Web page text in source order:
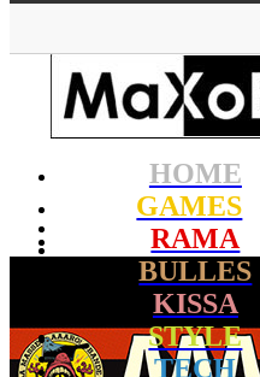
HOME
GAMES
RAMA
BULLES
KISSA
STYLE
TECH